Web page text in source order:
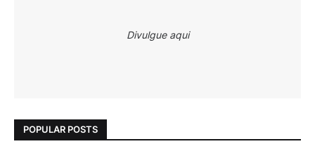
Divulgue aqui
POPULAR POSTS